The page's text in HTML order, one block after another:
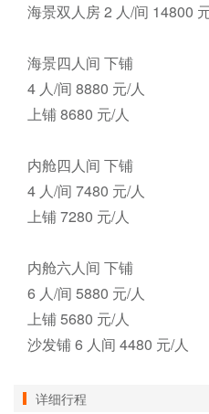
海景双人房 2 人/间 14800
海景四人间 下铺
4 人/间 8880 元/人
上铺 8680 元/人
内舱四人间 下铺
4 人/间 7480 元/人
上铺 7280 元/人
内舱六人间 下铺
6 人/间 5880 元/人
上铺 5680 元/人
沙发铺 6 人间 4480 元/人
详细行程